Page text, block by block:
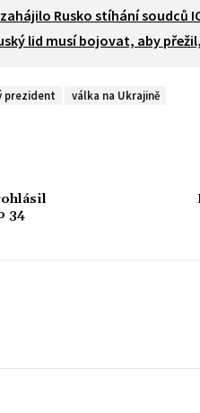
Rusko stíhání soudců
lid musí bojovat, aby
prezident válka na Ukrajině
34